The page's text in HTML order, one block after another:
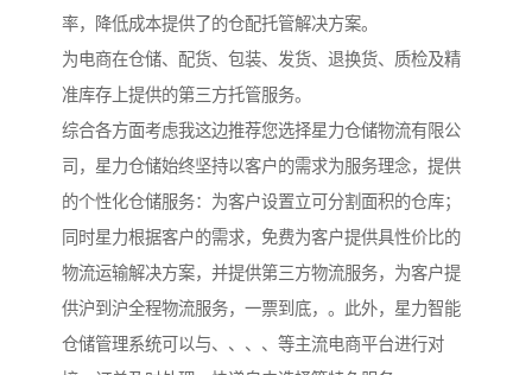
率，降低成本提供了的仓配托管解决方案。
为电商在仓储、配货、包装、发货、退换货、质检及精
准库存上提供的第三方托管服务。
综合各方面考虑我这边推荐您选择星力仓储物流有限公
司，星力仓储始终坚持以客户的需求为服务理念，提供
的个性化仓储服务：为客户设置立可分割面积的仓库；
同时星力根据客户的需求，免费为客户提供具性价比的
物流运输解决方案，并提供第三方物流服务，为客户提
供沪到沪全程物流服务，一票到底，。此外，星力智能
仓储管理系统可以与、、、、等主流电商平台进行对